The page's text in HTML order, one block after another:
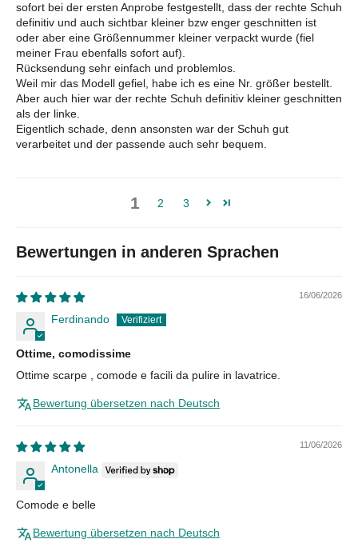
sofort bei der ersten Anprobe festgestellt, dass der rechte Schuh
definitiv und auch sichtbar kleiner bzw enger geschnitten ist
oder aber eine Größennummer kleiner verpackt wurde (fiel
meiner Frau ebenfalls sofort auf).
Rücksendung sehr einfach und problemlos.
Weil mir das Modell gefiel, habe ich es eine Nr. größer bestellt.
Aber auch hier war der rechte Schuh definitiv kleiner geschnitten
als der linke.
Eigentlich schade, denn ansonsten war der Schuh gut
verarbeitet und der passende auch sehr bequem.
1 2 3
Bewertungen in anderen Sprachen
16/06/2026
Ferdinando
Ottime, comodissime
Ottime scarpe , comode e facili da pulire in lavatrice.
Bewertung übersetzen nach Deutsch
11/06/2026
Antonella
Comode e belle
Bewertung übersetzen nach Deutsch